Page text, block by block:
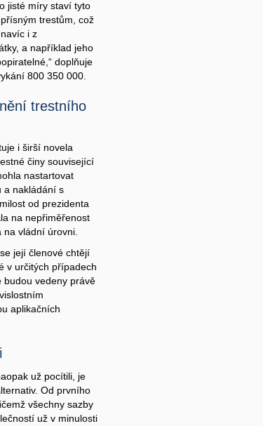
jisté míry staví tyto
trestům, což
i z
a například jeho
doplňuje
800 350 000.
trestního
i širší novela
činy související
nastartovat
a nakládání s
od prezidenta
na nepřiměřenost
vládní úrovni.
její členové chtějí
v určitých případech
budou vedeny právě
aplikačních
už pocítili, je
Od prvního
všechny sazby
už v minulosti